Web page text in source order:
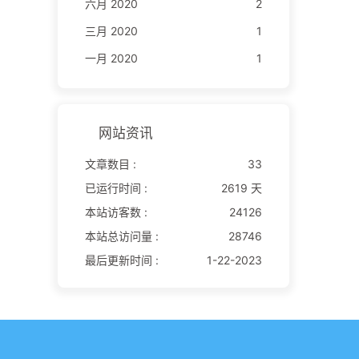
六月 2020
2
三月 2020
1
一月 2020
1
网站资讯
文章数目 :
33
已运行时间 :
2619 天
本站访客数 :
24126
本站总访问量 :
28746
最后更新时间 :
1-22-2023